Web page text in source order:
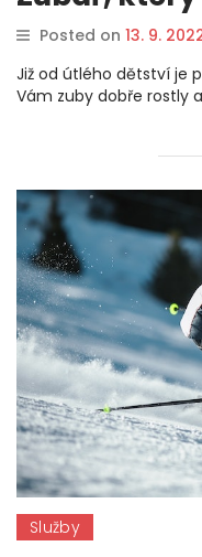
Posted on 13. 9.
Již od útlého dětství je
Vám zuby dobře rostly
Služby